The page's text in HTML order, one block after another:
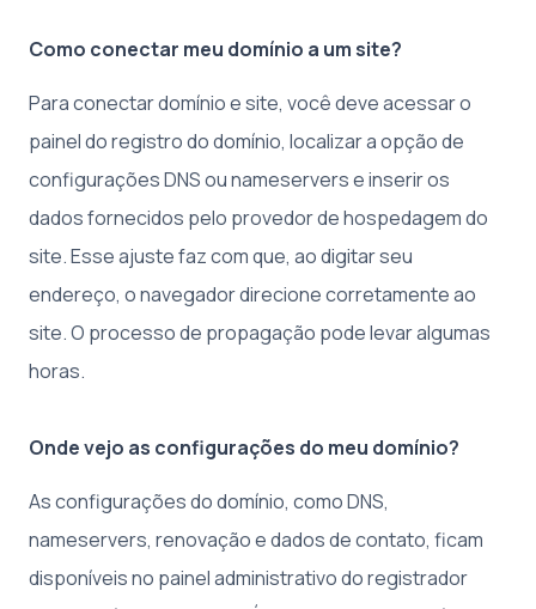
Como conectar meu domínio a um site?
Para conectar domínio e site, você deve acessar o
painel do registro do domínio, localizar a opção de
configurações DNS ou nameservers e inserir os
dados fornecidos pelo provedor de hospedagem do
site. Esse ajuste faz com que, ao digitar seu
endereço, o navegador direcione corretamente ao
site. O processo de propagação pode levar algumas
horas.
Onde vejo as configurações do meu domínio?
As configurações do domínio, como DNS,
nameservers, renovação e dados de contato, ficam
disponíveis no painel administrativo do registrador